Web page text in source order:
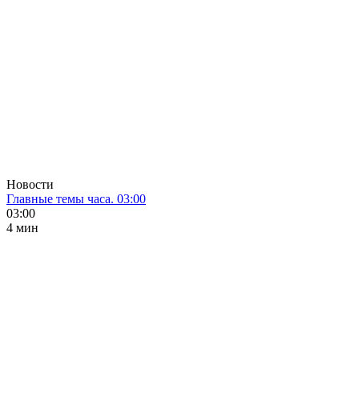
Новости
Главные темы часа. 03:00
03:00
4 мин